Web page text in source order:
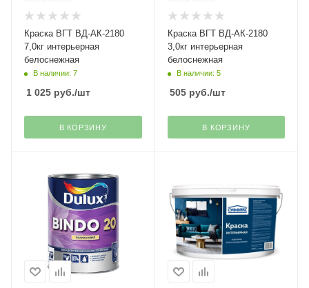
Краска ВГТ ВД-АК-2180
7,0кг интерьерная
белоснежная
В наличии: 7
1 025 руб./шт
В КОРЗИНУ
Краска ВГТ ВД-АК-2180
3,0кг интерьерная
белоснежная
В наличии: 5
505руб./шт
В КОРЗИНУ